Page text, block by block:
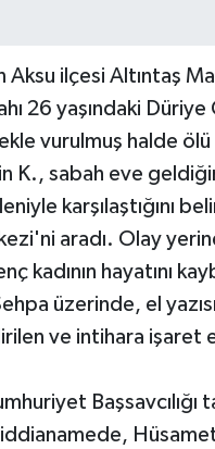
Aksu ilçesi Altıntaş
26 yaşındaki
vurulmuş halde ölü
K., sabah eve
karşılaştığını
aradı. Olay
kadının hayatını
üzerinde, el
ve intihara işaret
Başsavcılığı
iddianamede,
medya